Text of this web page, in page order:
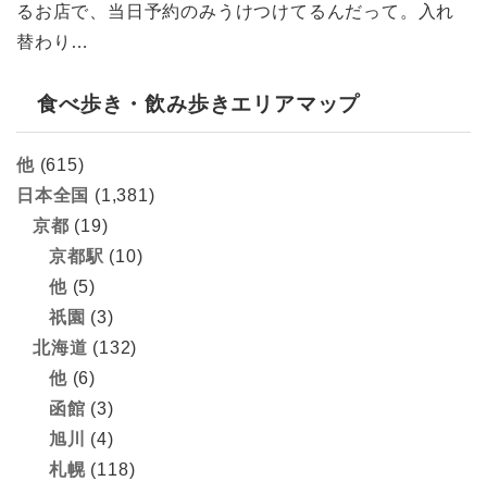
るお店で、当日予約のみうけつけてるんだって。入れ
替わり…
食べ歩き・飲み歩きエリアマップ
他(615)
日本全国 (1,381)
京都 (19)
京都駅 (10)
他(5)
祇園 (3)
北海道 (132)
他(6)
函館 (3)
旭川
(4)
札幌(118)